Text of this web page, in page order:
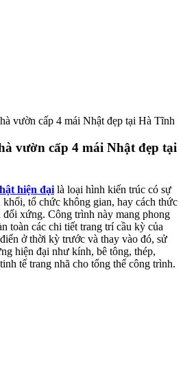
vườn cấp 4 mái Nhật đẹp tại Hà Tĩnh
vườn cấp 4 mái Nhật đẹp tại
hiện đại là loại hình kiến trúc có sự
tổ chức không gian, hay cách thức
xứng. Công trình này mang phong
toàn các chi tiết trang trí cầu kỳ của
ở thời kỳ trước và thay vào đó, sử
hiện đại như kính, bê tông, thép,
tế trang nhã cho tổng thể công trình.